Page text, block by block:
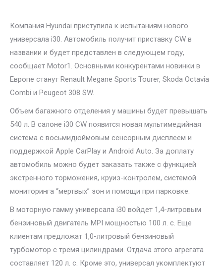
Компания Hyundai приступила к испытаниям нового
универсала i30. Автомобиль получит приставку CW в
названии и будет представлен в следующем году,
сообщает Motor1. Основными конкурентами новинки в
Европе станут Renault Megane Sports Tourer, Skoda Octavia
Combi и Peugeot 308 SW.
Объем багажного отделения у машины будет превышать
540 л. В салоне i30 CW появится новая мультимедийная
система с восьмидюймовым сенсорным дисплеем и
поддержкой Apple CarPlay и Android Auto. За доплату
автомобиль можно будет заказать также с функцией
экстренного торможения, круиз-контролем, системой
мониторинга “мертвых” зон и помощи при парковке.
В моторную гамму универсала i30 войдет 1,4-литровым
бензиновый двигатель MPI мощностью 100 л. с. Еще
клиентам предложат 1,0-литровый бензиновый
турбомотор с тремя цилиндрами. Отдача этого агрегата
составляет 120 л. с. Кроме это, универсал укомплектуют